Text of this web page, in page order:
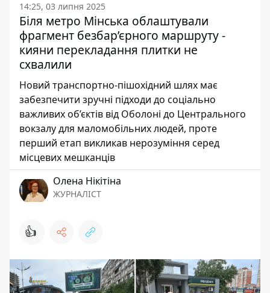
14:25, 03 липня 2025
Біля метро Мінська облаштували
фрагмент безбар’єрного маршруту -
кияни перекладання плитки не
схвалили
Новий транспортно-пішохідний шлях має
забезпечити зручні підходи до соціально
важливих об’єктів від Оболоні до Центрального
вокзалу для маломобільних людей, проте
перший етап викликав нерозуміння серед
місцевих мешканців
Олена Нікітіна
ЖУРНАЛІСТ
👍